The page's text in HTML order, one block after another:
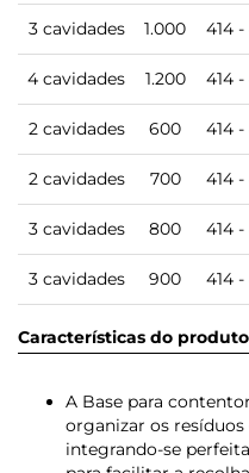
3 cavidades 1.000 414
4 cavidades 1.200 414
2 cavidades 600 414
2 cavidades 700 414
3 cavidades 800 414
3 cavidades 900 414
Características do produto
A Base para
organizar os
integrando-se